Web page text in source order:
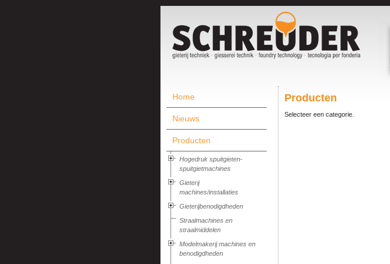
Home
Nieuws
Producten
Hogedruk spuitgieten-
spuitgietmachines
Gieterij
machines/installaties
Gieterijbenodigdheden
Straalmachines en
straalmiddelen
Modelmakerij machines en
benodigdheden
Producten
Selecteer een categorie.